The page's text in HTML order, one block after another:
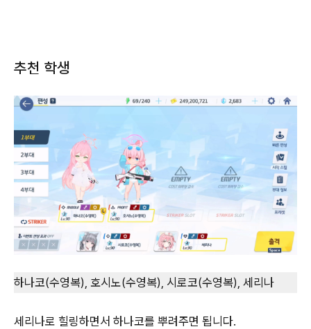
추천 학생
하나코(수영복), 호시노(수영복), 시로코(수영복), 세리나
세리나로 힐링하면서 하나코를 뿌려주면 됩니다.